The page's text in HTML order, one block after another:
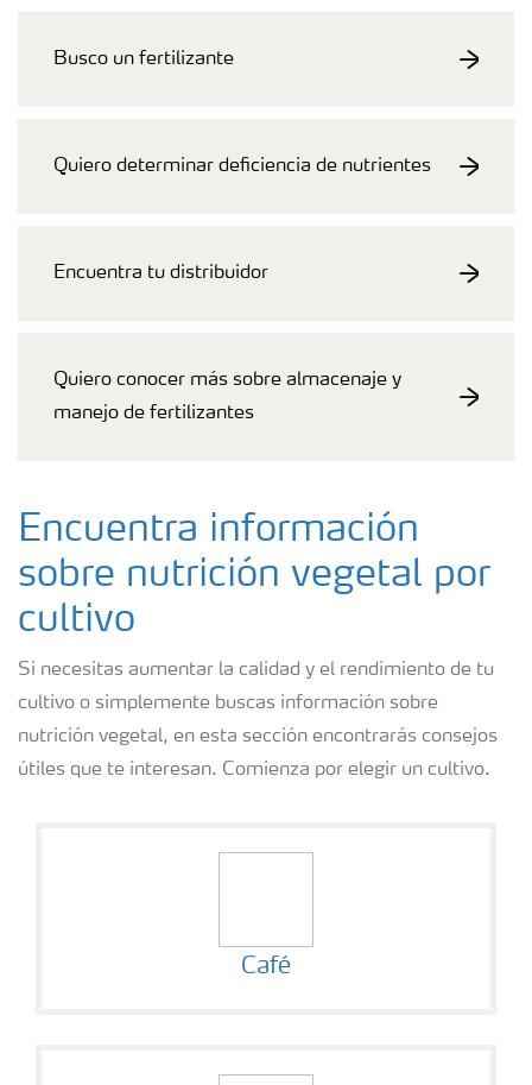
Portafolio de Agricultura Digital
Busco un fertilizante
Quiero determinar deficiencia de nutrientes
Encuentra tu distribuidor
Quiero conocer más sobre almacenaje y
manejo de fertilizantes
Encuentra información
sobre nutrición vegetal por
cultivo
Si necesitas aumentar la calidad y el rendimiento de tu
cultivo o simplemente buscas información sobre
nutrición vegetal, en esta sección encontrarás consejos
útiles que te interesan. Comienza por elegir un cultivo.
Café